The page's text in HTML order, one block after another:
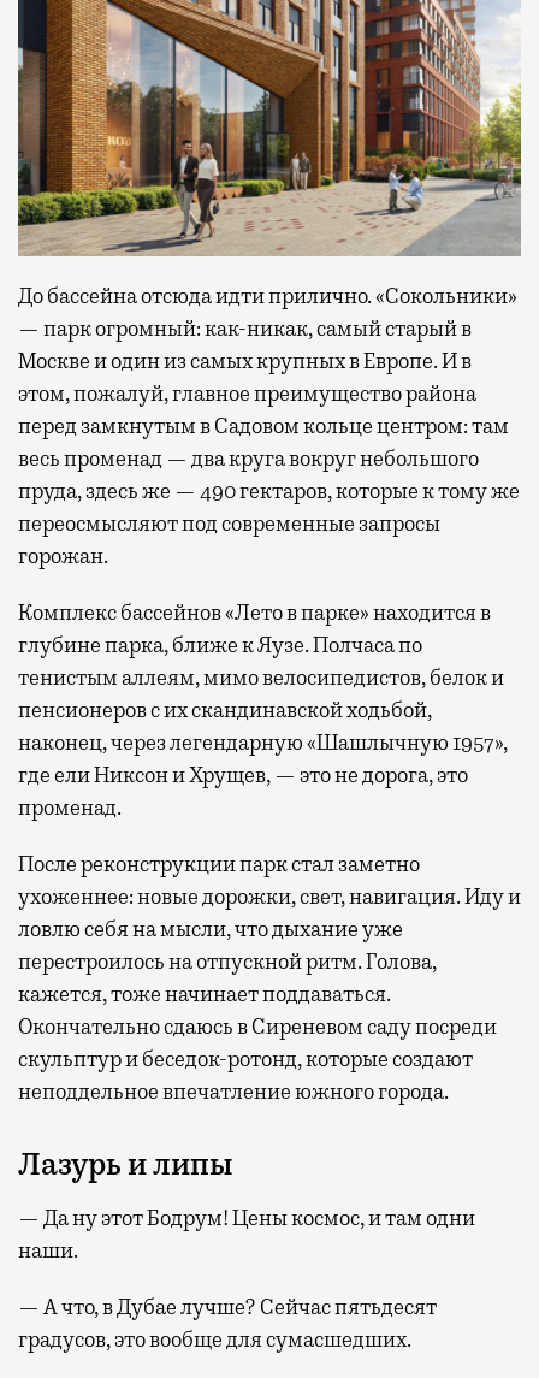
До бассейна отсюда идти прилично. «Сокольники»
— парк огромный: как-никак, самый старый в
Москве и один из самых крупных в Европе. И в
этом, пожалуй, главное преимущество района
перед замкнутым в Садовом кольце центром: там
весь променад — два круга вокруг небольшого
пруда, здесь же — 490 гектаров, которые к тому же
переосмысляют под современные запросы
горожан.
Комплекс бассейнов «Лето в парке» находится в
глубине парка, ближе к Яузе. Полчаса по
тенистым аллеям, мимо велосипедистов, белок и
пенсионеров с их скандинавской ходьбой,
наконец, через легендарную «Шашлычную 1957»,
где ели Никсон и Хрущев, — это не дорога, это
променад.
После реконструкции парк стал заметно
ухоженнее: новые дорожки, свет, навигация. Иду и
ловлю себя на мысли, что дыхание уже
перестроилось на отпускной ритм. Голова,
кажется, тоже начинает поддаваться.
Окончательно сдаюсь в Сиреневом саду посреди
скульптур и беседок-ротонд, которые создают
неподдельное впечатление южного города.
Лазурь и липы
— Да ну этот Бодрум! Цены космос, и там одни
наши.
— А что, в Дубае лучше? Сейчас пятьдесят
градусов, это вообще для сумасшедших.